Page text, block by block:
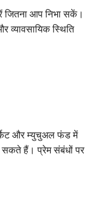
आप निभा सकें।
व्यावसायिक स्थिति
और म्युचुअल फंड में
सकते हैं। प्रेम संबंधों पर